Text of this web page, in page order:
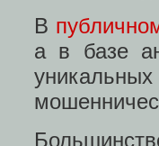
В
а в базе